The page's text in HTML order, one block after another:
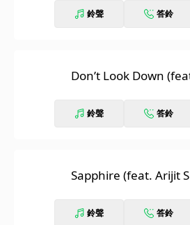
鈴聲 答鈴
Don’t Look Down
鈴聲 答鈴
Sapphire (feat. Arijit
鈴聲 答鈴